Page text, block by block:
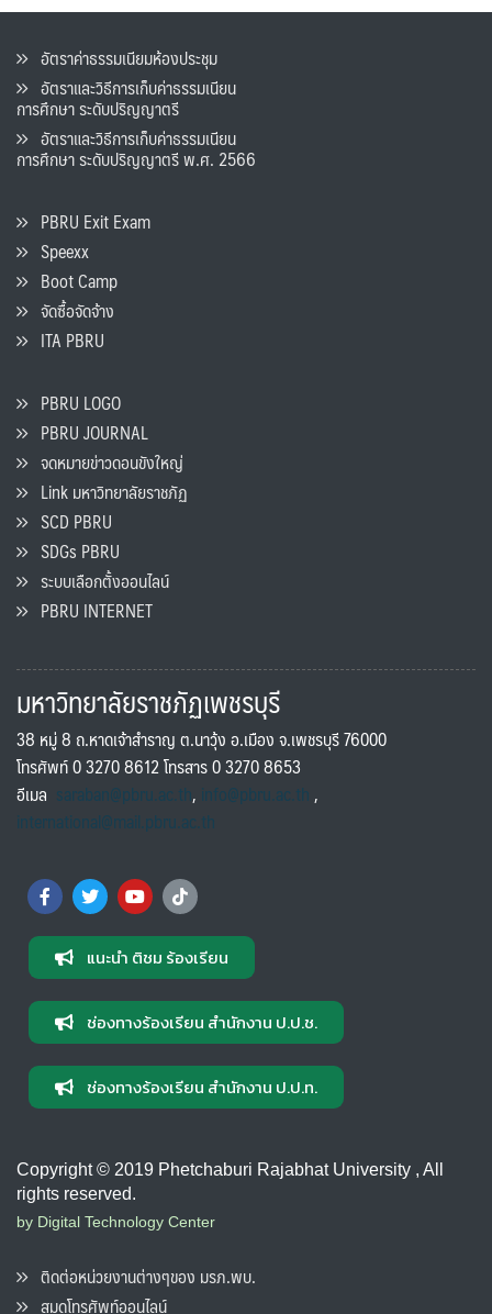
อัตราค่าธรรมเนียมห้องประชุม
อัตราและวิธีการเก็บค่าธรรมเนียน
การศึกษา ระดับปริญญาตรี
อัตราและวิธีการเก็บค่าธรรมเนียน
การศึกษา ระดับปริญญาตรี พ.ศ. 2566
PBRU Exit Exam
Speexx
Boot Camp
จัดซื้อจัดจ้าง
ITA PBRU
PBRU LOGO
PBRU JOURNAL
จดหมายข่าวดอนขังใหญ่
Link มหาวิทยาลัยราชภัฏ
SCD PBRU
SDGs PBRU
ระบบเลือกตั้งออนไลน์
PBRU INTERNET
มหาวิทยาลัยราชภัฏเพชรบุรี
38 หมู่ 8 ถ.หาดเจ้าสำราญ ต.นาวุ้ง อ.เมือง จ.เพชรบุรี 76000
โทรศัพท์ 0 3270 8612 โทรสาร 0 3270 8653
อีเมล saraban@pbru.ac.th, info@pbru.ac.th,
international@mail.pbru.ac.th
แนะนำ ติชม ร้องเรียน
ช่องทางร้องเรียน สำนักงาน ป.ป.ช.
ช่องทางร้องเรียน สำนักงาน ป.ป.ท.
Copyright © 2019 Phetchaburi Rajabhat University , All
rights reserved.
by Digital Technology Center
ติดต่อหน่วยงานต่างๆของ มรภ.พบ.
สมุดโทรศัพท์ออนไลน์